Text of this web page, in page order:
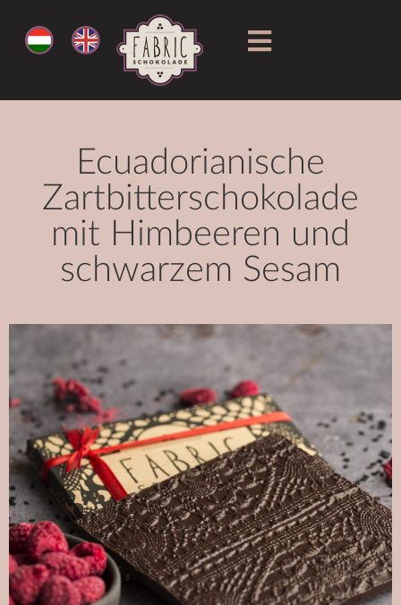
Ecuadorianische
Zartbitterschokolade
mit Himbeeren und
schwarzem Sesam